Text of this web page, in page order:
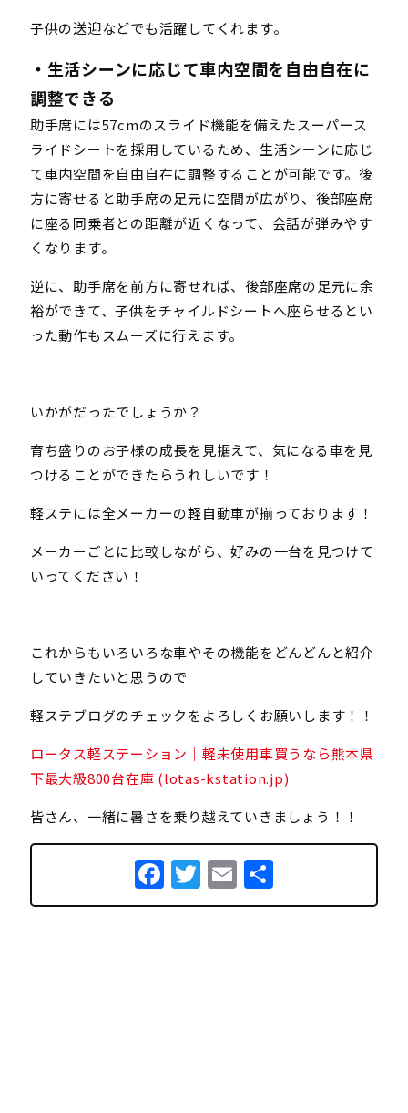
子供の送迎などでも活躍してくれます。
・生活シーンに応じて車内空間を自由自在に
調整できる
助手席には57cmのスライド機能を備えたスーパース
ライドシートを採用しているため、生活シーンに応じ
て車内空間を自由自在に調整することが可能です。後
方に寄せると助手席の足元に空間が広がり、後部座席
に座る同乗者との距離が近くなって、会話が弾みやす
くなります。
逆に、助手席を前方に寄せれば、後部座席の足元に余
裕ができて、子供をチャイルドシートへ座らせるとい
った動作もスムーズに行えます。
いかがだったでしょうか？
育ち盛りのお子様の成長を見据えて、気になる車を見
つけることができたらうれしいです！
軽ステには全メーカーの軽自動車が揃っております！
メーカーごとに比較しながら、好みの一台を見つけて
いってください！
これからもいろいろな車やその機能をどんどんと紹介
していきたいと思うので
軽ステブログのチェックをよろしくお願いします！！
ロータス軽ステーション｜軽未使用車買うなら熊本県
下最大級800台在庫 (lotas-kstation.jp)
皆さん、一緒に暑さを乗り越えていきましょう！！
Facebook
TwitterEmail
有